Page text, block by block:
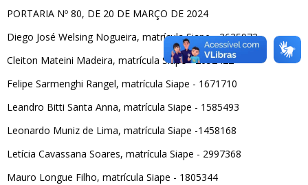
PORTARIA Nº 80, DE 20 DE MARÇO DE 2024
Diego José Welsing Nogueira, matrícula Siape - 2625972
Cleiton Mateini Madeira, matrícula Siape - 2652422
Felipe Sarmenghi Rangel, matrícula Siape - 1671710
Leandro Bitti Santa Anna, matrícula Siape - 1585493
Leonardo Muniz de Lima, matrícula Siape -1458168
Letícia Cavassana Soares, matrícula Siape - 2997368
Mauro Longue Filho, matrícula Siape - 1805344